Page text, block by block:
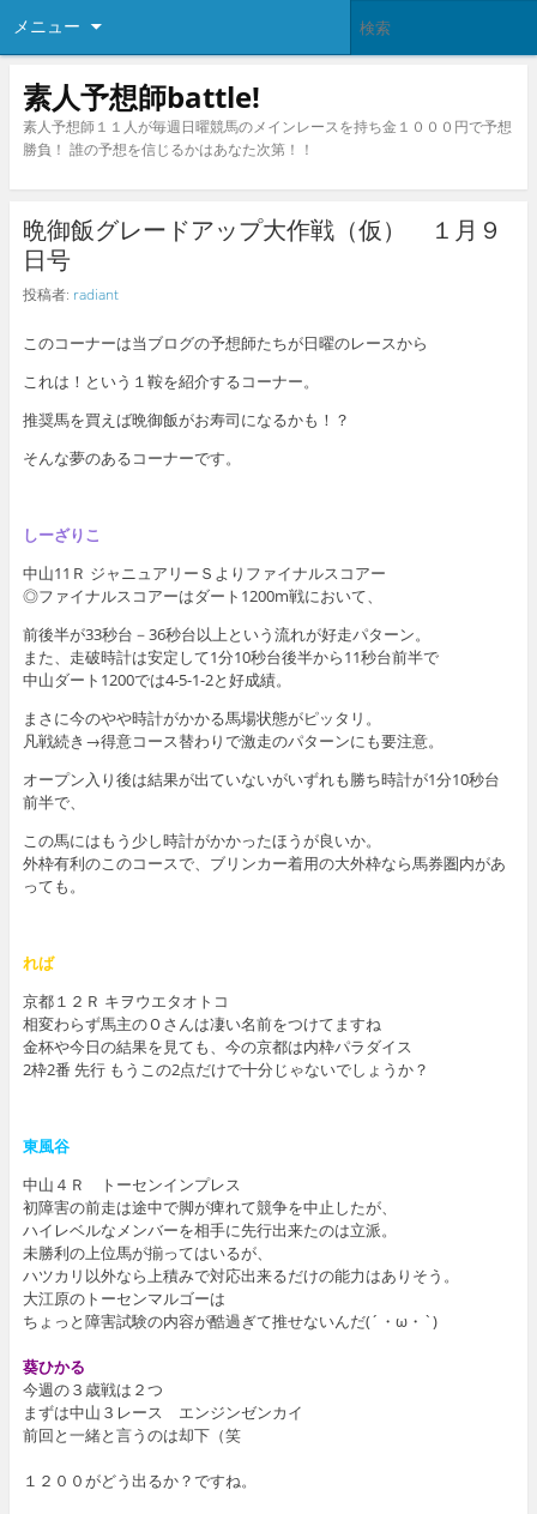
メニュー
素人予想師battle!
素人予想師１１人が毎週日曜競馬のメインレースを持ち金１０００円で予想
勝負！ 誰の予想を信じるかはあなた次第！！
晩御飯グレードアップ大作戦（仮） １月９
日号
投稿者: radiant
このコーナーは当ブログの予想師たちが日曜のレースから
これは！という１鞍を紹介するコーナー。
推奨馬を買えば晩御飯がお寿司になるかも！？
そんな夢のあるコーナーです。
しーざりこ
中山11Ｒ ジャニュアリーＳよりファイナルスコアー
◎ファイナルスコアーはダート1200m戦において、
前後半が33秒台－36秒台以上という流れが好走パターン。
また、走破時計は安定して1分10秒台後半から11秒台前半で
中山ダート1200では4-5-1-2と好成績。
まさに今のやや時計がかかる馬場状態がピッタリ。
凡戦続き→得意コース替わりで激走のパターンにも要注意。
オープン入り後は結果が出ていないがいずれも勝ち時計が1分10秒台
前半で、
この馬にはもう少し時計がかかったほうが良いか。
外枠有利のこのコースで、ブリンカー着用の大外枠なら馬券圏内があ
っても。
れば
京都１２Ｒ キヲウエタオトコ
相変わらず馬主のＯさんは凄い名前をつけてますね
金杯や今日の結果を見ても、今の京都は内枠パラダイス
2枠2番 先行 もうこの2点だけで十分じゃないでしょうか？
東風谷
中山４Ｒ トーセンインプレス
初障害の前走は途中で脚が痺れて競争を中止したが、
ハイレベルなメンバーを相手に先行出来たのは立派。
未勝利の上位馬が揃ってはいるが、
ハツカリ以外なら上積みで対応出来るだけの能力はありそう。
大江原のトーセンマルゴーは
ちょっと障害試験の内容が酷過ぎて推せないんだ(´・ω・`)
葵ひかる
今週の３歳戦は２つ
まずは中山３レース エンジンゼンカイ
前回と一緒と言うのは却下（笑
１２００がどう出るか？ですね。